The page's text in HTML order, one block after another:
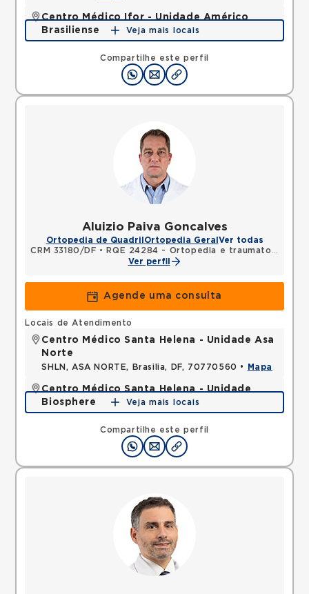
Compartilhe este perfil
Centro Médico Ifor - Unidade Américo
Brasiliense
Rua Americo Brasiliense, Centro, Sao Bernardo do
Campo, SP, 09715021 •
Mapa
Veja mais locais
Aluizio Paiva Goncalves
Ortopedia de Quadril Ortopedia Geral Ver todas
CRM 33180/DF •
RQE 24284 - Ortopedia e traumatologia
Ver perfil
Agende uma consulta
Compartilhe este perfil
Locais de Atendimento
Centro Médico Santa Helena - Unidade Asa
Norte
SHLN, ASA NORTE, Brasilia, DF, 70770560 • Mapa
Centro Médico Santa Helena - Unidade
Biosphere
SHLN, ASA NORTE, Brasilia, DF, 70770560 •Mapa
Veja mais locais